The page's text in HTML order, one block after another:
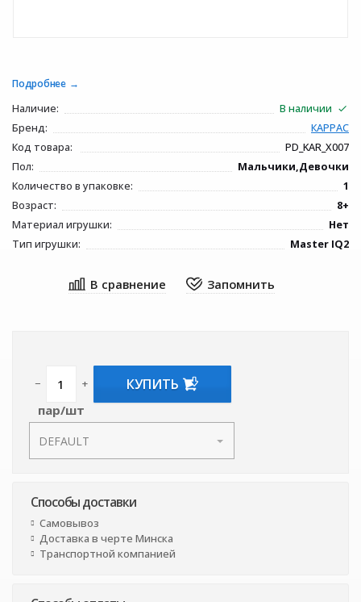
Подробнее
Наличие:
В наличии
Бренд:
КАРРАС
Код товара:
PD_KAR_X007
Пол:
Мальчики,Девочки
Количество в упаковке:
1
Возраст:
8+
Материал игрушки:
Нет
Тип игрушки:
Master IQ2
− +
пар/шт
КУПИТЬ
Способы доставки
Самовывоз
Доставка в черте Минска
Транспортной компанией